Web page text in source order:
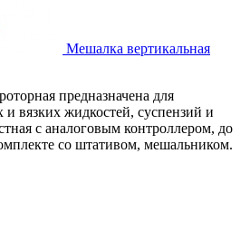
Мешалка вертикальная
предназначена для
вязких жидкостей, суспензий и
с аналоговым контроллером, до
со штативом, мешальником.